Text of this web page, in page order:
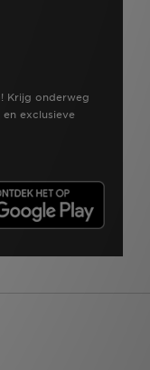
Krijg onderweg
exclusieve